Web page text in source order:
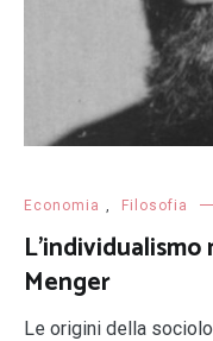
Economia , Filosofia
Menger
Le origini della